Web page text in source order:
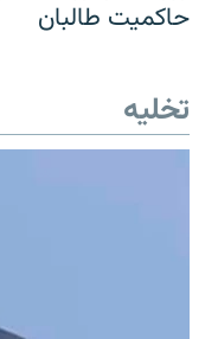
حاکمیت طالبان
تخلیه